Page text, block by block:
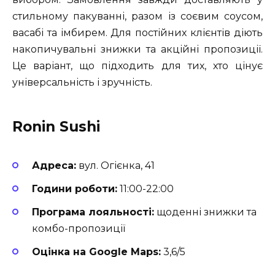
стильному пакуванні, разом із соєвим соусом,
васабі та імбирем. Для постійних клієнтів діють
накопичувальні знижки та акційні пропозиції.
Це варіант, що підходить для тих, хто цінує
універсальність і зручність.
Ronin Sushi
Адреса: вул. Огієнка, 41
Години роботи: 11:00-22:00
Програма лояльності: щоденні знижки та
комбо-пропозиції
Оцінка на Google Maps: 3,6/5